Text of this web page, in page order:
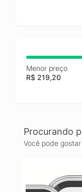
Menor preço
R$ 219,20
Procurando
Você pode